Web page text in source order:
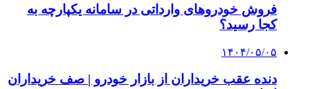
فروش خودروهای وارداتی در سامانه یکپارچه به
کجا رسید؟
۱۴۰۴/۰۵/۰۵
دنده عقب خریداران از بازار خودرو | صف خریداران